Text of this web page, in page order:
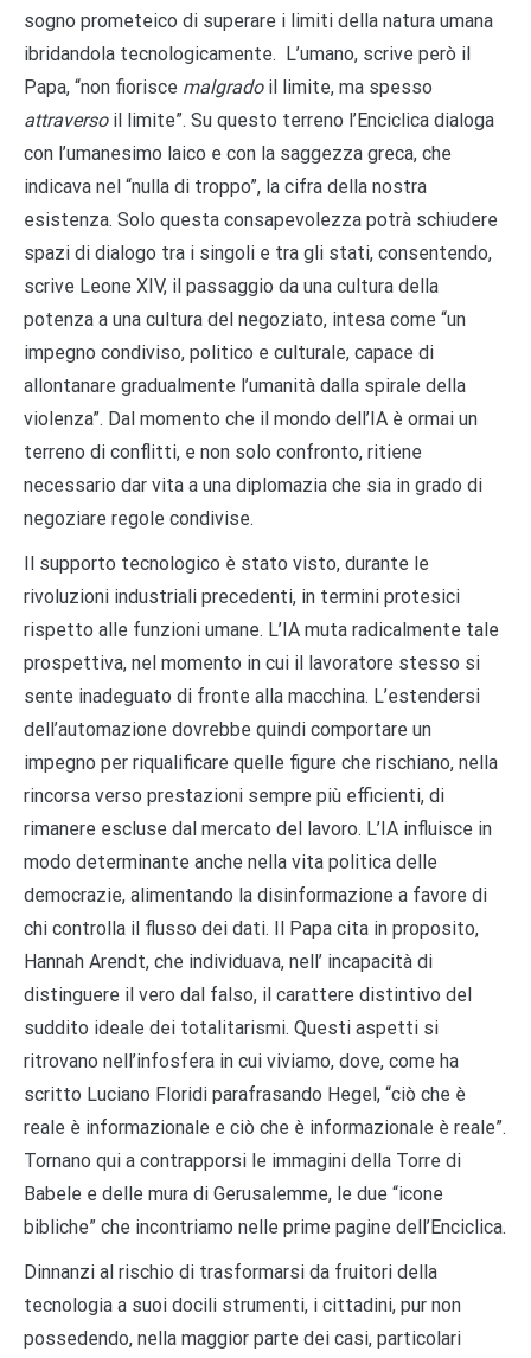
sogno prometeico di superare i limiti della natura umana
ibridandola tecnologicamente. L’umano, scrive però il
Papa, “non fiorisce malgradoil limite, ma spesso
attraversoil limite”. Su questo terreno l’Enciclica dialoga
con l’umanesimo laico e con la saggezza greca, che
indicava nel “nulla di troppo”, la cifra della nostra
esistenza. Solo questa consapevolezza potrà schiudere
spazi di dialogo tra i singoli e tra gli stati, consentendo,
scrive Leone XIV, il passaggio da una cultura della
potenza a una cultura del negoziato, intesa come “un
impegno condiviso, politico e culturale, capace di
allontanare gradualmente l’umanità dalla spirale della
violenza”. Dal momento che il mondo dell’IA è ormai un
terreno di conflitti, e non solo confronto, ritiene
necessario dar vita a una diplomazia che sia in grado di
negoziare regole condivise.
Il supporto tecnologico è stato visto, durante le
rivoluzioni industriali precedenti, in termini protesici
rispetto alle funzioni umane. L’IA muta radicalmente tale
prospettiva, nel momento in cui il lavoratore stesso si
sente inadeguato di fronte alla macchina. L’estendersi
dell’automazione dovrebbe quindi comportare un
impegno per riqualificare quelle figure che rischiano, nella
rincorsa verso prestazioni sempre più efficienti, di
rimanere escluse dal mercato del lavoro. L’IA influisce in
modo determinante anche nella vita politica delle
democrazie, alimentando la disinformazione a favore di
chi controlla il flusso dei dati. Il Papa cita in proposito,
Hannah Arendt, che individuava, nell’ incapacità di
distinguere il vero dal falso, il carattere distintivo del
suddito ideale dei totalitarismi. Questi aspetti si
ritrovano nell’infosfera in cui viviamo, dove, come ha
scritto Luciano Floridi parafrasando Hegel, “ciò che è
reale è informazionale e ciò che è informazionale è reale”.
Tornano qui a contrapporsi le immagini della Torre di
Babele e delle mura di Gerusalemme, le due “icone
bibliche” che incontriamo nelle prime pagine dell’Enciclica.
Dinnanzi al rischio di trasformarsi da fruitori della
tecnologia a suoi docili strumenti, i cittadini, pur non
possedendo, nella maggior parte dei casi, particolari